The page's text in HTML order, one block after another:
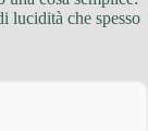
lucidità che spesso